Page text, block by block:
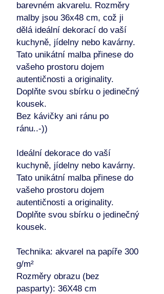
barevném akvarelu. Rozměry
malby jsou 36x48 cm, což ji
dělá ideální dekorací do vaší
kuchyně, jídelny nebo kavárny.
Tato unikátní malba přinese do
vašeho prostoru dojem
autentičnosti a originality.
Doplňte svou sbírku o jedinečný
kousek.
Bez kávičky ani ránu po
ránu..-))
Ideální dekorace do vaší
kuchyně, jídelny nebo kavárny.
Tato unikátní malba přinese do
vašeho prostoru dojem
autentičnosti a originality.
Doplňte svou sbírku o jedinečný
kousek.
Technika: akvarel na papíře 300
g/m²
Rozměry obrazu (bez
pasparty): 36X48 cm